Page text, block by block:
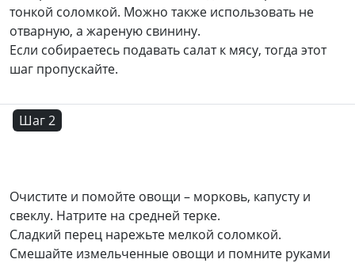
тонкой соломкой. Можно также использовать не
отварную, а жареную свинину.
Если собираетесь подавать салат к мясу, тогда этот
шаг пропускайте.
Шаг 2
Очистите и помойте овощи – морковь, капусту и
свеклу. Натрите на средней терке.
Сладкий перец нарежьте мелкой соломкой.
Смешайте измельченные овощи и помните руками